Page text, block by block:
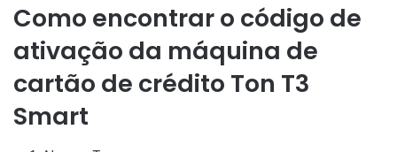
Como encontrar o código de
ativação da máquina de
cartão de crédito Ton T3
Smart